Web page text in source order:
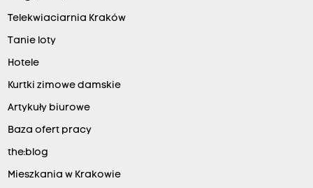
Telekwiaciarnia Kraków
Tanie loty
Hotele
Kurtki zimowe damskie
Artykuły biurowe
Baza ofert pracy
the:blog
Mieszkania w Krakowie